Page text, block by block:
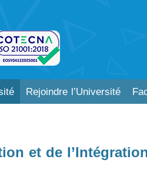
Rejoindre l’Université
et de